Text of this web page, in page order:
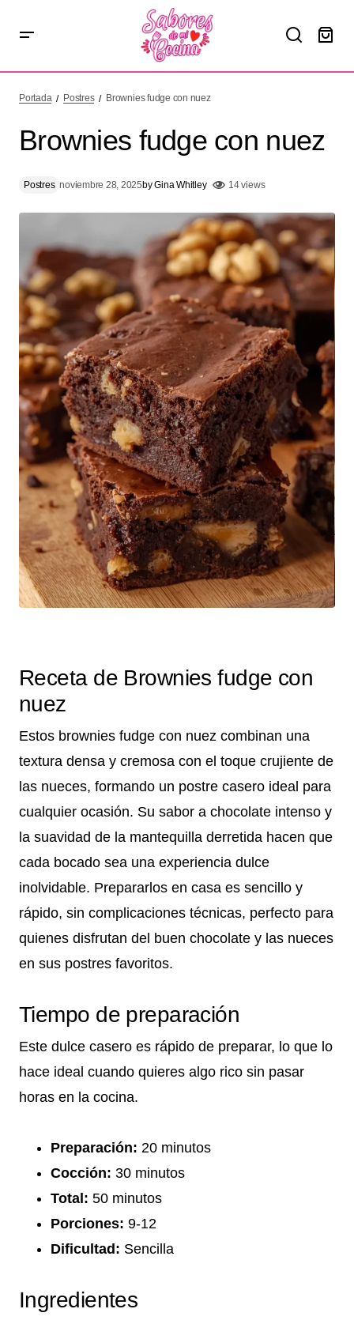
Portada Postres Brownies fudge con nuez
Brownies fudge con nuez
Postres noviembre 28, 2025byGina Whitley 14 views
Receta de Brownies fudge con
nuez
Estos brownies fudge con nuez combinan una
textura densa y cremosa con el toque crujiente de
las nueces, formando un postre casero ideal para
cualquier ocasión. Su sabor a chocolate intenso y
la suavidad de la mantequilla derretida hacen que
cada bocado sea una experiencia dulce
inolvidable. Prepararlos en casa es sencillo y
rápido, sin complicaciones técnicas, perfecto para
quienes disfrutan del buen chocolate y las nueces
en sus postres favoritos.
Tiempo de preparación
Este dulce casero es rápido de preparar, lo que lo
hace ideal cuando quieres algo rico sin pasar
horas en la cocina.
Preparación: 20 minutos
Cocción: 30 minutos
Total: 50 minutos
Porciones: 9-12
Dificultad: Sencilla
Ingredientes